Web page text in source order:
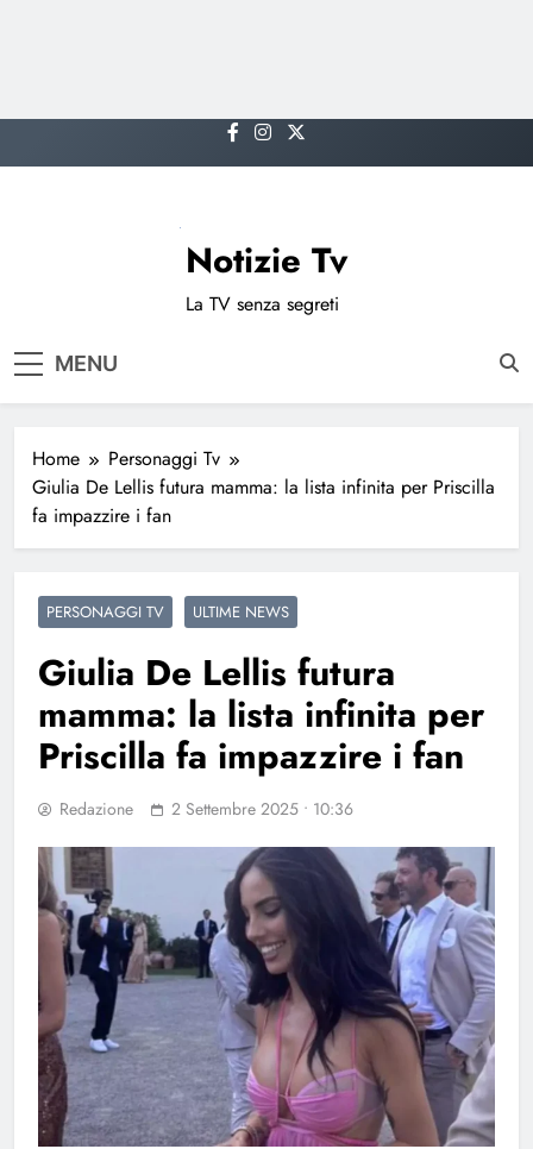
to
Notizie Tv
La TV senza segreti
MENU
Home
Personaggi Tv
Giulia De Lellis futura mamma: la lista infinita per Priscilla
fa impazzire i fan
PERSONAGGI TV ULTIME NEWS
Giulia De Lellis futura
mamma: la lista infinita per
Priscilla fa impazzire i fan
Redazione 2 Settembre 2025 • 10:36